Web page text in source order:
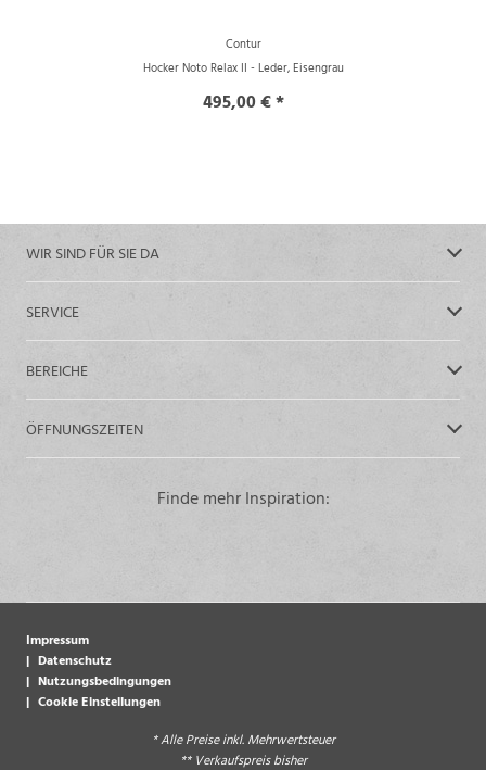
Contur
Hocker Noto Relax II - Leder, Eisengrau
495,00 € *
WIR SIND FÜR SIE DA
SERVICE
BEREICHE
ÖFFNUNGSZEITEN
Finde mehr Inspiration:
Impressum
Datenschutz
Nutzungsbedingungen
Cookie Einstellungen
* Alle Preise inkl. Mehrwertsteuer
** Verkaufspreis bisher